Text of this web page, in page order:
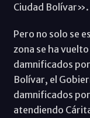
Ciudad Bolívar».
Pero no solo se
zona se ha
damnificados
Bolívar, el
damnificados
atendiendo